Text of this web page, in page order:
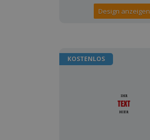
Design anzeigen
KOSTENLOS